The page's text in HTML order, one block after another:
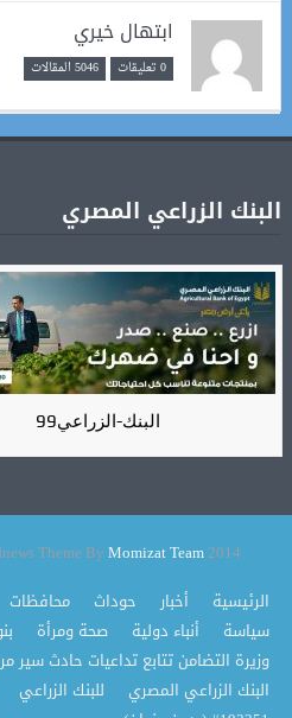
ابتهال خيري
0 تعليقات 5046 المقالات
البنك الزراعي المصري
البنك-الزراعي99
2014 Powered By Wordpress, Goodnews Theme By
Momizat Team
الرئيسية
أخبار حوداث محافظات
سياسة
أنباء دولية صحة ومرأة
وزيرة التضامن تتابع تداعيات حادث سير
البنك الزراعي المصري
للبنك الزراعي